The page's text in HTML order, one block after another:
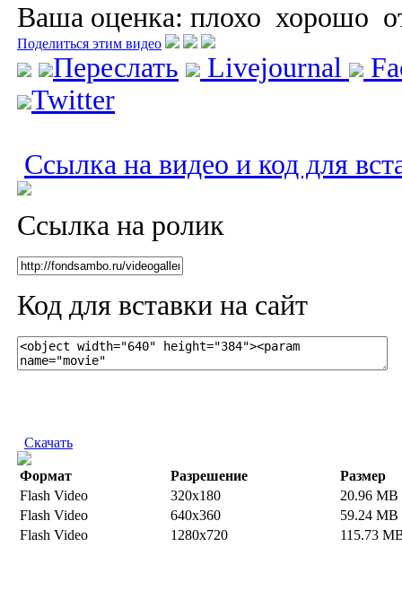
Ваша оценка: плохо хорошо
Поделиться этим видео
Переслать Livejournal
Twitter
Ссылка на видео и код для
Ссылка на ролик
Код для вставки на сайт
Скачать
Формат Разрешение
Размер
Flash Video
320x180
20.96 MB
Flash Video
640x360
59.24 MB
Flash Video
1280x720 115.73